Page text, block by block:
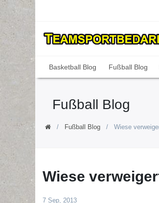
Basketball Blog Fußball Blog
Fußball Blog
Fußball Blog Wiese
Wiese
7 Sep, 2013